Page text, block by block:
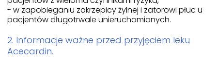
- w zapobieganiu zakrzepicy żylnej i zatorowi płuc u
pacjentów długotrwale unieruchomionych.
2. Informacje ważne przed przyjęciem leku
Acecardin.